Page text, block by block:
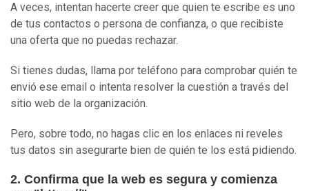
A veces, intentan hacerte creer que quien te escribe es uno
de tus contactos o persona de confianza, o que recibiste
una oferta que no puedas rechazar.
Si tienes dudas, llama por teléfono para comprobar quién te
envió ese email o intenta resolver la cuestión a través del
sitio web de la organización.
Pero, sobre todo, no hagas clic en los enlaces ni reveles
tus datos sin asegurarte bien de quién te los está pidiendo.
2. Confirma que la web es segura y comienza